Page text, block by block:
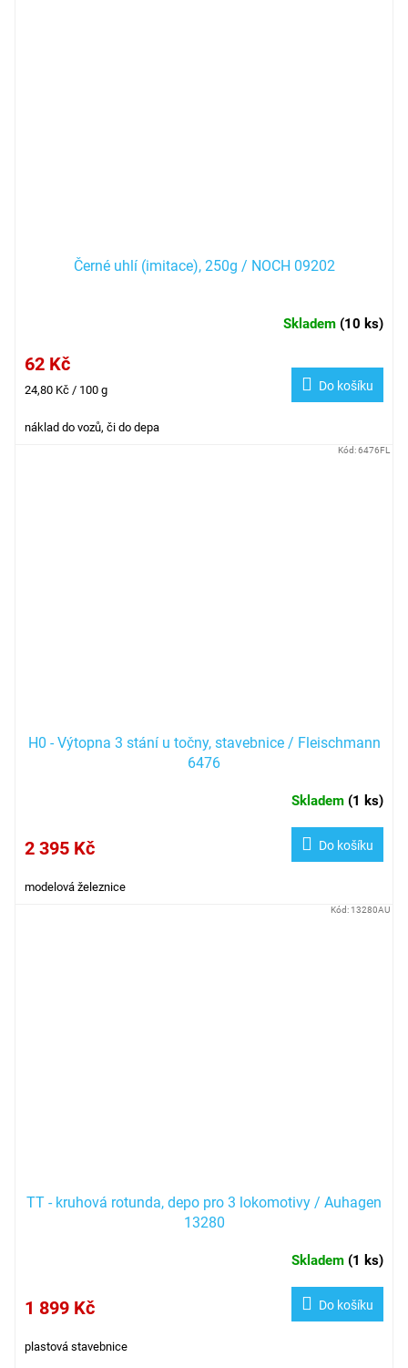
Černé uhlí (imitace), 250g / NOCH 09202
Skladem (10 ks)
62 Kč
Měrná
24,80 Kč / 100 g Do košíku
náklad do vozů, či do depa
H0 - Výtopna 3 stání u točny, stavebnice / Fleischmann
6476
Skladem (1 ks)
2 395 Kč Do košíku
modelová železnice
Kód:6476FL
TT - kruhová rotunda, depo pro 3 lokomotivy / Auhagen
13280
Skladem (1 ks)
1 899 Kč Do košíku
plastová stavebnice
Kód: 13280AU